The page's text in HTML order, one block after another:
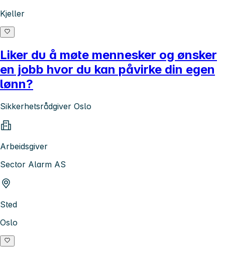
Kjeller
Liker du å møte mennesker og ønsker
en jobb hvor du kan påvirke din egen
lønn?
Sikkerhetsrådgiver Oslo
Arbeidsgiver
Sector Alarm AS
Sted
Oslo